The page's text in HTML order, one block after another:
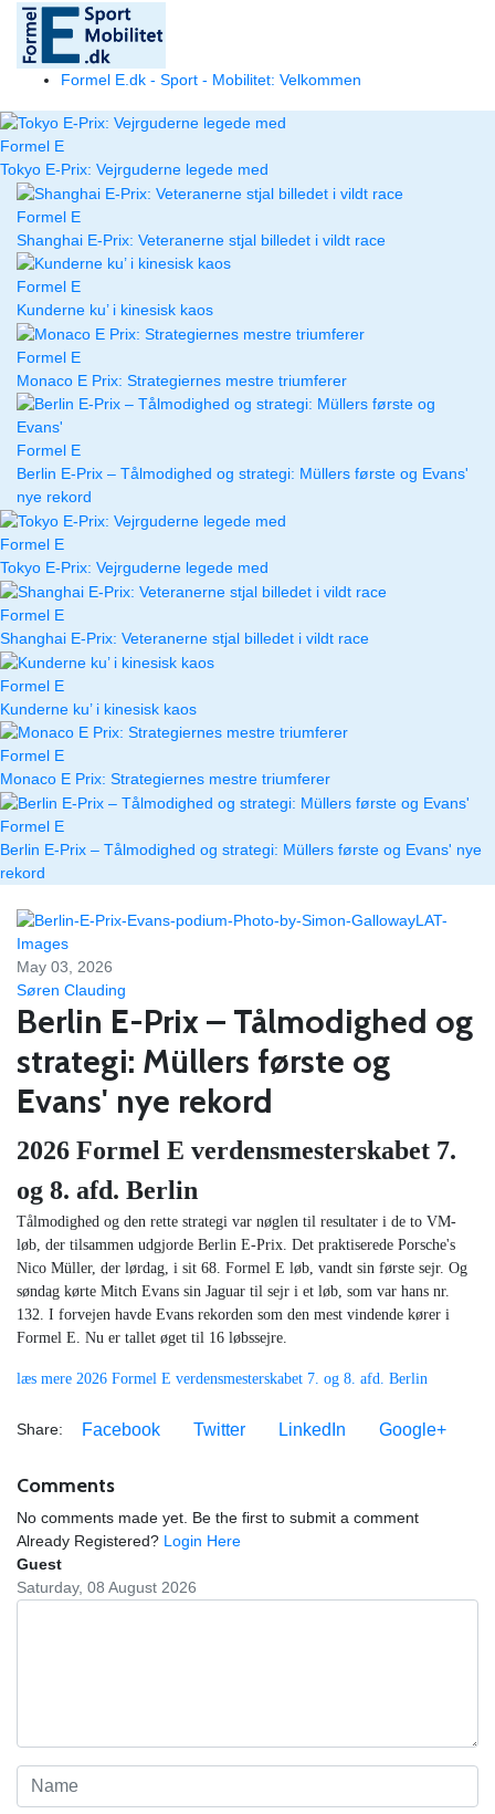
Formel E.dk - Sport - Mobilitet: Velkommen
Formel E
Tokyo E-Prix: Vejrguderne legede med
Formel E
Shanghai E-Prix: Veteranerne stjal billedet i vildt race
Formel E
Kunderne ku’ i kinesisk kaos
Formel E
Monaco E Prix: Strategiernes mestre triumferer
Formel E
Berlin E-Prix – Tålmodighed og strategi: Müllers første og Evans'
nye rekord
Formel E
Tokyo E-Prix: Vejrguderne legede med
Formel E
Shanghai E-Prix: Veteranerne stjal billedet i vildt race
Formel E
Kunderne ku’ i kinesisk kaos
Formel E
Monaco E Prix: Strategiernes mestre triumferer
Formel E
Berlin E-Prix – Tålmodighed og strategi: Müllers første og Evans' nye
rekord
May 03, 2026
Søren Clauding
Berlin E-Prix – Tålmodighed og
strategi: Müllers første og
Evans' nye rekord
2026 Formel E verdensmesterskabet 7.
og 8. afd. Berlin
​Tålmodighed og den rette strategi var nøglen til resultater i de to VM-
løb, der tilsammen udgjorde Berlin E-Prix. Det praktiserede Porsche's
Nico Müller, der lørdag, i sit 68. Formel E løb, vandt sin første sejr. Og
søndag kørte Mitch Evans sin Jaguar til sejr i et løb, som var hans nr.
132. I forvejen havde Evans rekorden som den mest vindende kører i
Formel E. Nu er tallet øget til 16 løbssejre.
læs mere 2026 Formel E verdensmesterskabet 7. og 8. afd. Berlin
Share: Facebook Twitter LinkedIn Google+
Comments
No comments made yet. Be the first to submit a comment
Already Registered? Login Here
Guest
Saturday, 08 August 2026